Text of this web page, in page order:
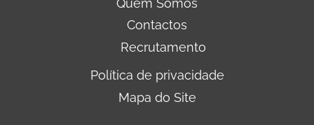
Contactos
Recrutamento
Política de privacidade
Mapa do Site